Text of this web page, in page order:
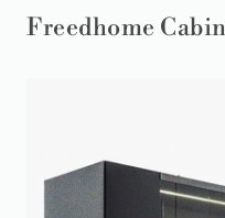
Freedhome